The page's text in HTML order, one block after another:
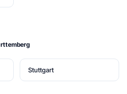
Stuttgart